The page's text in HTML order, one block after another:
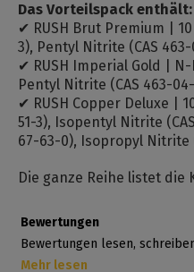
Das Vorteilspack enthält:
✔ RUSH Brut Premium |
3), Pentyl Nitrite (CAS
✔ RUSH Imperial Gold | N-
Pentyl Nitrite (CAS 463-
✔ RUSH Copper Deluxe |
51-3), Isopentyl Nitrite
67-63-0), Isopropyl Nitrite
Die ganze Reihe listet die
Bewertungen
Bewertungen lesen,
Mehr lesen